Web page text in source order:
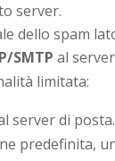
server.
dello spam
SMTP al
limitata:
server di posta.
predefinita,